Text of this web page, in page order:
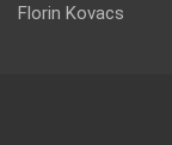
Florin Kovacs